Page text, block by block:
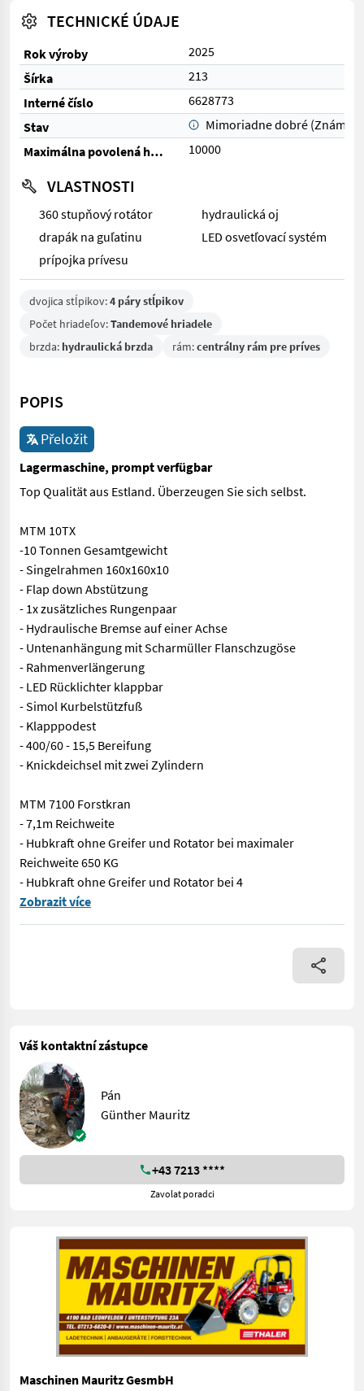
TECHNICKÉ ÚDAJE
Rok výroby
2025
Šírka
213
Interné číslo
6628773
Stav
Mimoriadne dobré (Známka
Maximálna povolená hmotnosť (kg)
10000
VLASTNOSTI
360 stupňový rotátor
hydraulická oj
drapák na guľatinu
LED osvetľovací systém
prípojka prívesu
dvojica stĺpikov:4 páry stĺpikov
Počet hriadeľov:Tandemové hriadele
brzda: hydraulická brzda rám:centrálny rám pre príves
POPIS
Přeložit
Lagermaschine, prompt verfügbar
Top Qualität aus Estland. Überzeugen Sie sich selbst.
MTM 10TX
-10 Tonnen Gesamtgewicht
- Singelrahmen 160x160x10
- Flap down Abstützung
- 1x zusätzliches Rungenpaar
- Hydraulische Bremse auf einer Achse
- Untenanhängung mit Scharmüller Flanschzugöse
- Rahmenverlängerung
- LED Rücklichter klappbar
- Simol Kurbelstützfuß
- Klapppodest
- 400/60 - 15,5 Bereifung
- Knickdeichsel mit zwei Zylindern
MTM 7100 Forstkran
- 7,1m Reichweite
- Hubkraft ohne Greifer und Rotator bei maximaler
Reichweite 650 KG
- Hubkraft ohne Greifer und Rotator bei 4
Top Qualität aus Estland. Überzeugen Sie sich selbst. MTM
Zobrazit více
Váš kontaktní zástupce
Pán
Günther Mauritz
+43 7213 ****
Zavolat poradci
Maschinen Mauritz GesmbH